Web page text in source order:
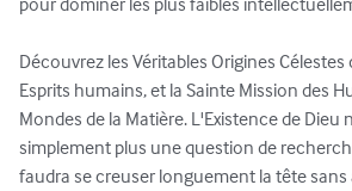
Découvrez les Véritables Origines Célestes
Esprits humains, et la Sainte Mission des
Mondes de la Matière. L'Existence de Dieu
simplement plus une question de
faudra se creuser longuement la tête sans